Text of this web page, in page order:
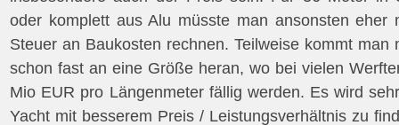
oder komplett aus Alu müsste man ansonsten eher
Steuer an Baukosten rechnen. Teilweise kommt man
schon fast an eine Größe heran, wo bei vielen
Mio EUR pro Längenmeter fällig werden. Es wird
Yacht mit besserem Preis / Leistungsverhältnis zu